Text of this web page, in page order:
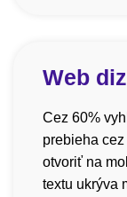
Web
Cez 60%
prebieha
otvoriť na
textu ukrýva